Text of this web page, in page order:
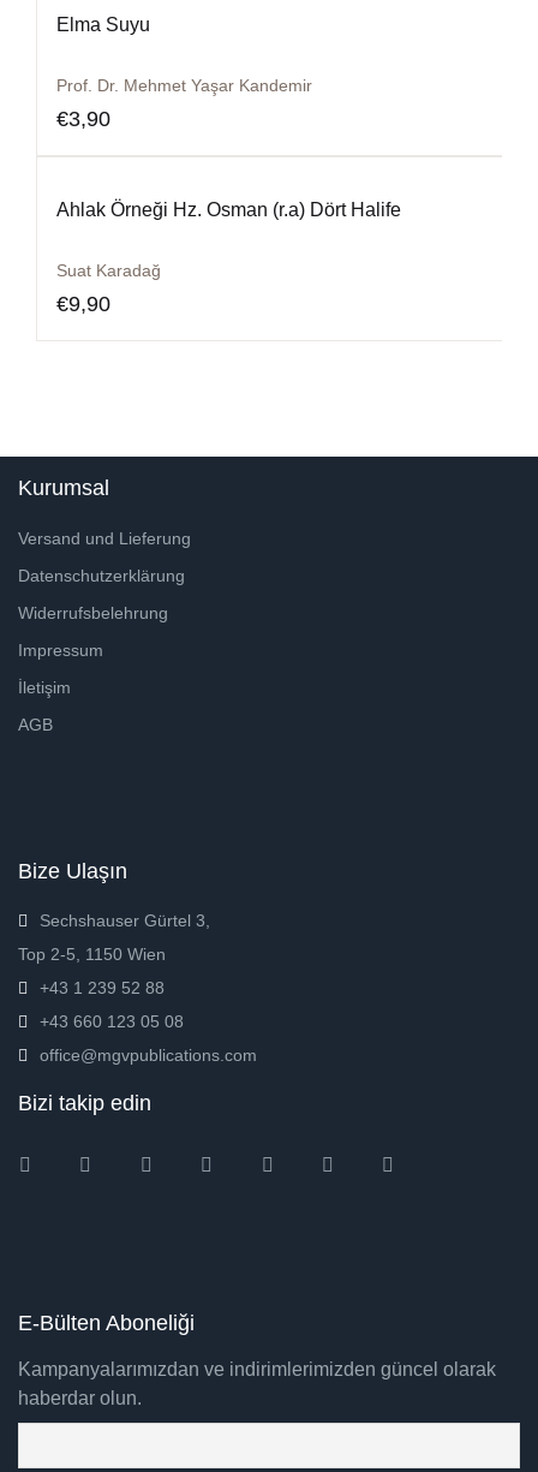
Elma Suyu
Prof. Dr. Mehmet Yaşar Kandemir
€3,90
Ahlak Örneği Hz. Osman (r.a) Dört Halife
Suat Karadağ
€9,90
Kurumsal
Versand und Lieferung
Datenschutzerklärung
Widerrufsbelehrung
Impressum
İletişim
AGB
Bize Ulaşın
Sechshauser Gürtel 3,
Top 2-5, 1150 Wien
+43 1 239 52 88
+43 660 123 05 08
office@mgvpublications.com
Bizi takip edin
InstagramFacebookTwitter Amazon Pinterest
E-Bülten Aboneliği
Kampanyalarımızdan ve indirimlerimizden güncel olarak
haberdar olun.